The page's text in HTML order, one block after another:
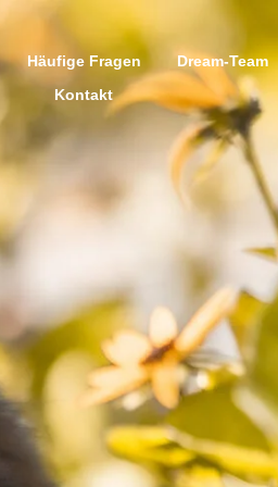
Häufige Fragen Dream-Team
Kontakt